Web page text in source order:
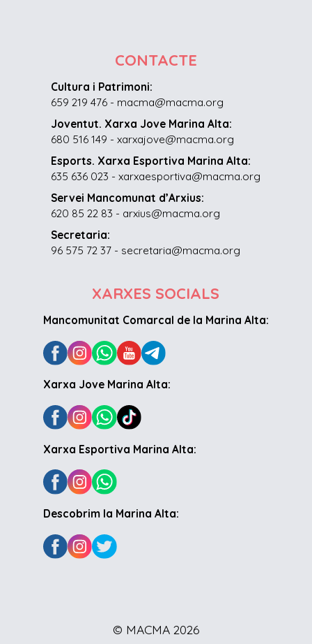
CONTACTE
Cultura i Patrimoni:
659 219 476 - macma@macma.org
Joventut. Xarxa Jove Marina Alta:
680 516 149 - xarxajove@macma.org
Esports. Xarxa Esportiva Marina Alta:
635 636 023 - xarxaesportiva@macma.org
Servei Mancomunat d’Arxius:
620 85 22 83 - arxius@macma.org
Secretaria:
96 575 72 37 - secretaria@macma.org
XARXES SOCIALS
Mancomunitat Comarcal de la Marina Alta:
Xarxa Jove Marina Alta:
Xarxa Esportiva Marina Alta:
Descobrim la Marina Alta:
© MACMA 2026